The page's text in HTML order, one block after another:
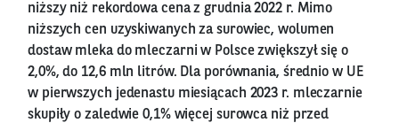
niższy niż rekordowa cena z grudnia 2022 r. Mimo
niższych cen uzyskiwanych za surowiec, wolumen
dostaw mleka do mleczarni w Polsce zwiększył się o
2,0%, do 12,6 mln litrów. Dla porównania, średnio w UE
w pierwszych jedenastu miesiącach 2023 r. mleczarnie
skupiły o zaledwie 0,1% więcej surowca niż przed